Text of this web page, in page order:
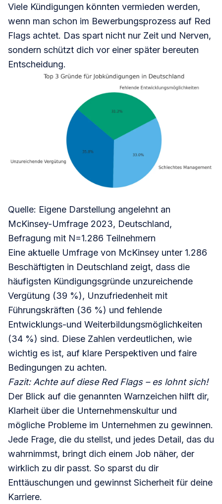
Viele Kündigungen könnten vermieden werden,
wenn man schon im Bewerbungsprozess auf Red
Flags achtet. Das spart nicht nur Zeit und Nerven,
sondern schützt dich vor einer später bereuten
Entscheidung.
Quelle: Eigene Darstellung angelehnt an
McKinsey-Umfrage 2023, Deutschland,
Befragung mit N=1.286 Teilnehmern
Eine aktuelle Umfrage von McKinsey unter 1.286
Beschäftigten in Deutschland zeigt, dass die
häufigsten Kündigungsgründe unzureichende
Vergütung (39 %), Unzufriedenheit mit
Führungskräften (36 %) und fehlende
Entwicklungs-und Weiterbildungsmöglichkeiten
(34 %) sind. Diese Zahlen verdeutlichen, wie
wichtig es ist, auf klare Perspektiven und faire
Bedingungen zu achten.
Fazit: Achte auf diese Red Flags – es lohnt sich!
Der Blick auf die genannten Warnzeichen hilft dir,
Klarheit über die Unternehmenskultur und
mögliche Probleme im Unternehmen zu gewinnen.
Jede Frage, die du stellst, und jedes Detail, das du
wahrnimmst, bringt dich einem Job näher, der
wirklich zu dir passt. So sparst du dir
Enttäuschungen und gewinnst Sicherheit für deine
Karriere.